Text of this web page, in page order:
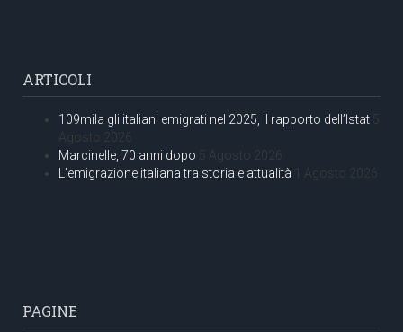
ARTICOLI
109mila gli italiani emigrati nel 2025, il rapporto dell’Istat 5
Agosto 2026
Marcinelle, 70 anni dopo 5 Agosto 2026
L’emigrazione italiana tra storia e attualità 1 Agosto 2026
PAGINE